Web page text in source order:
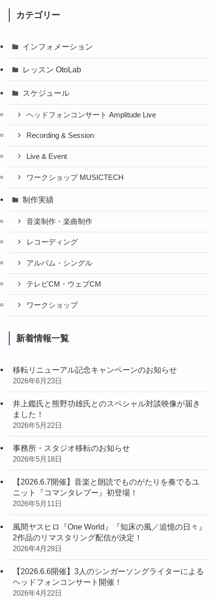
カテゴリー
インフォメーション
レッスン OtoLab
スケジュール
ヘッドフォンコンサート Amplitude Live
Recording & Session
Live & Event
ワークショップ MUSICTECH
制作実績
音楽制作・楽曲制作
レコーディング
アルバム・シングル
テレビCM・ウェブCM
ワークショップ
新着情報一覧
移転リニューアル記念キャンペーンのお知らせ
2026年6月23日
井上鑑氏と熊野功雄氏とのスペシャル対談映像が届き
ました！
2026年5月22日
事務所・スタジオ移転のお知らせ
2026年5月18日
【2026.6.7開催】音楽と朗読でものがたりを奏でるユ
ニット『コマンタレブー』初登場！
2026年5月11日
風間ヤスヒロ『One World』『知床の風／追憶の日々』
2作品のリマスタリング配信が決定！
2026年4月28日
【2026.6.6開催】3人のシンガーソングライターによる
ヘッドフォンコンサート開催！
2026年4月22日